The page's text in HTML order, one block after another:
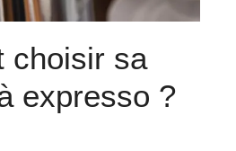
choisir sa
expresso ?